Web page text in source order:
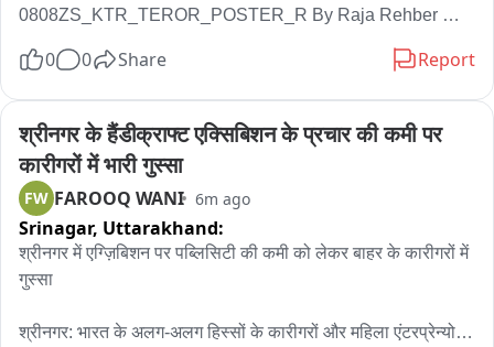
0808ZS_KTR_TEROR_POSTER_R By Raja Rehber
Police have intensified efforts to trace wanted Lashkar-e-
wanted posters at prominent locations across Kishtwar
district. The move is aimed at seeking public assistance in
tracking down the absconding terrorist. VO:The posters,
installed by District Police Doda and Kishtwar, feature
multiple photographs of Mohammad Lateef Bhat and urge
citizens to remain vigilant and immediately report any
information about his whereabouts. Police have asked the
Kishtwar, if they spot the wanted terrorist or possess any
0 0 Share Report
श्रीनगर के हैंडीक्राफ्ट एक्सिबिशन के प्रचार की कमी पर
कारीगरों में भारी गुस्सा
FW FAROOQ WANI 6m ago
Srinagar, Uttarakhand:
श्रीनगर में एग्ज़िबिशन पर पब्लिसिटी की कमी को लेकर बाहर के कारीगरों में
गुस्सा
श्रीनगर: भारत के अलग-अलग हिस्सों के कारीगरों और महिला एंटरप्रेन्योर्स